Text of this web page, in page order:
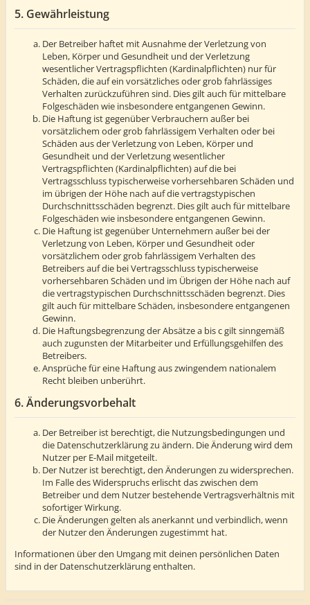
5. Gewährleistung
Der Betreiber haftet mit Ausnahme der Verletzung von
Leben, Körper und Gesundheit und der Verletzung
wesentlicher Vertragspflichten (Kardinalpflichten) nur für
Schäden, die auf ein vorsätzliches oder grob fahrlässiges
Verhalten zurückzuführen sind. Dies gilt auch für mittelbare
Folgeschäden wie insbesondere entgangenen Gewinn.
Die Haftung ist gegenüber Verbrauchern außer bei
vorsätzlichem oder grob fahrlässigem Verhalten oder bei
Schäden aus der Verletzung von Leben, Körper und
Gesundheit und der Verletzung wesentlicher
Vertragspflichten (Kardinalpflichten) auf die bei
Vertragsschluss typischerweise vorhersehbaren Schäden und
im übrigen der Höhe nach auf die vertragstypischen
Durchschnittsschäden begrenzt. Dies gilt auch für mittelbare
Folgeschäden wie insbesondere entgangenen Gewinn.
Die Haftung ist gegenüber Unternehmern außer bei der
Verletzung von Leben, Körper und Gesundheit oder
vorsätzlichem oder grob fahrlässigem Verhalten des
Betreibers auf die bei Vertragsschluss typischerweise
vorhersehbaren Schäden und im Übrigen der Höhe nach auf
die vertragstypischen Durchschnittsschäden begrenzt. Dies
gilt auch für mittelbare Schäden, insbesondere entgangenen
Gewinn.
Die Haftungsbegrenzung der Absätze a bis c gilt sinngemäß
auch zugunsten der Mitarbeiter und Erfüllungsgehilfen des
Betreibers.
Ansprüche für eine Haftung aus zwingendem nationalem
Recht bleiben unberührt.
6. Änderungsvorbehalt
Der Betreiber ist berechtigt, die Nutzungsbedingungen und
die Datenschutzerklärung zu ändern. Die Änderung wird dem
Nutzer per E-Mail mitgeteilt.
Der Nutzer ist berechtigt, den Änderungen zu widersprechen.
Im Falle des Widerspruchs erlischt das zwischen dem
Betreiber und dem Nutzer bestehende Vertragsverhältnis mit
sofortiger Wirkung.
Die Änderungen gelten als anerkannt und verbindlich, wenn
der Nutzer den Änderungen zugestimmt hat.
Informationen über den Umgang mit deinen persönlichen Daten
sind in der Datenschutzerklärung enthalten.